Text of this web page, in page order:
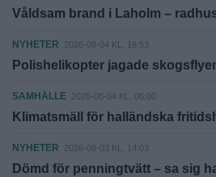
Våldsam brand i Laholm –
NYHETER 2026-08-04 KL. 16:53
Polishelikopter jagade
SAMHÄLLE 2026-08-04 KL. 06:00
Klimatsmäll för halländska
NYHETER 2026-08-03 KL. 14:03
Dömd för penningtvätt – sa sig